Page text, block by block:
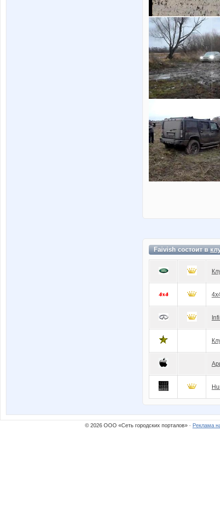
Faivish состоит в
© 2026 ООО «Сеть городских порталов» · Реклама